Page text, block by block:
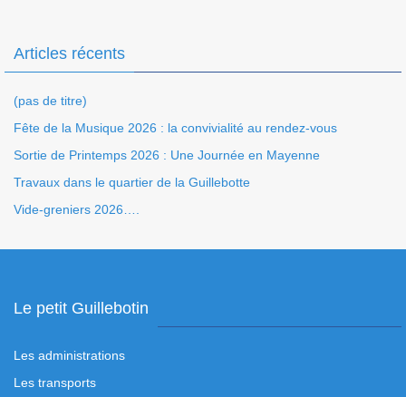
Articles récents
(pas de titre)
Fête de la Musique 2026 : la convivialité au rendez-vous
Sortie de Printemps 2026 : Une Journée en Mayenne
Travaux dans le quartier de la Guillebotte
Vide-greniers 2026….
Le petit Guillebotin
Les administrations
Les transports